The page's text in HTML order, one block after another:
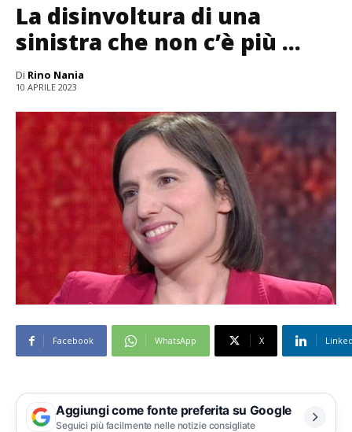
La disinvoltura di una
sinistra che non c’è più …
Di Rino Nania
10 APRILE 2023
Facebook WhatsApp X
Aggiungi come fonte preferita su Google
Seguici più facilmente nelle notizie consigliate